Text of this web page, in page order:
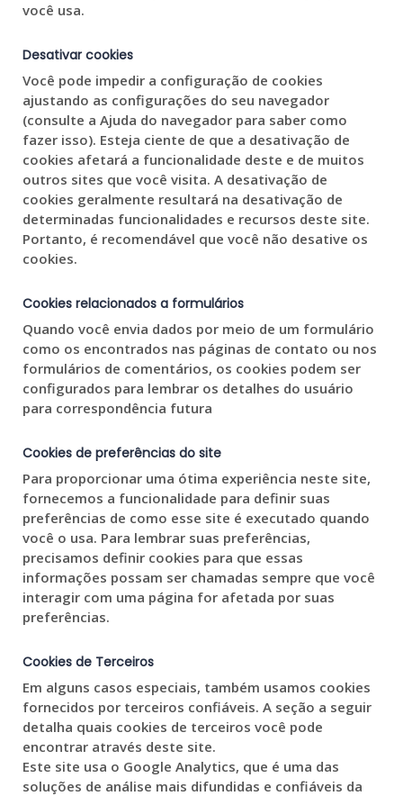
você usa.
Desativar cookies
Você pode impedir a configuração de cookies
ajustando as configurações do seu navegador
(consulte a Ajuda do navegador para saber como
fazer isso). Esteja ciente de que a desativação de
cookies afetará a funcionalidade deste e de muitos
outros sites que você visita. A desativação de
cookies geralmente resultará na desativação de
determinadas funcionalidades e recursos deste site.
Portanto, é recomendável que você não desative os
cookies.
Cookies relacionados a formulários
Quando você envia dados por meio de um formulário
como os encontrados nas páginas de contato ou nos
formulários de comentários, os cookies podem ser
configurados para lembrar os detalhes do usuário
para correspondência futura
Cookies de preferências do site
Para proporcionar uma ótima experiência neste site,
fornecemos a funcionalidade para definir suas
preferências de como esse site é executado quando
você o usa. Para lembrar suas preferências,
precisamos definir cookies para que essas
informações possam ser chamadas sempre que você
interagir com uma página for afetada por suas
preferências.
Cookies de Terceiros
Em alguns casos especiais, também usamos cookies
fornecidos por terceiros confiáveis. A seção a seguir
detalha quais cookies de terceiros você pode
encontrar através deste site.
Este site usa o Google Analytics, que é uma das
soluções de análise mais difundidas e confiáveis da